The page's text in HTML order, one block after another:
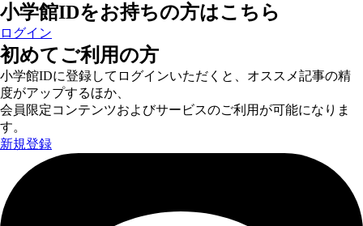
小学館IDをお持ちの方はこちら
ログイン
初めてご利用の方
小学館IDに登録してログインいただくと、オススメ記事の精
度がアップするほか、
会員限定コンテンツおよびサービスのご利用が可能になりま
す。
新規登録